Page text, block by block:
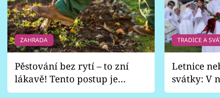
ZAHRADA
Pěstování bez rytí – to zní
lákavě! Tento postup je
vhodný jen pro některé
TRADICE A
Letnice
svátky: V
pondělí